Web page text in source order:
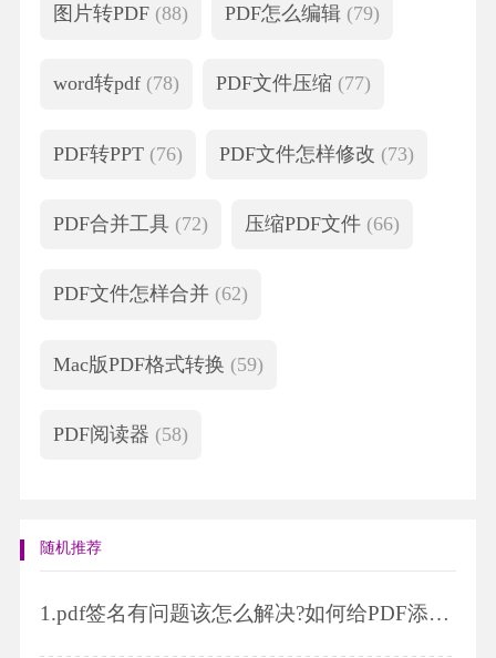
图片转PDF (88) PDF怎么编辑 (79)
word转pdf (78) PDF文件压缩 (77)
PDF转PPT (76) PDF文件怎样修改 (73)
PDF合并工具 (72) 压缩PDF文件 (66)
PDF文件怎样合并 (62)
Mac版PDF格式转换 (59)
PDF阅读器 (58)
随机推荐
1.pdf签名有问题该怎么解决?如何给PDF添加签名或盖章?